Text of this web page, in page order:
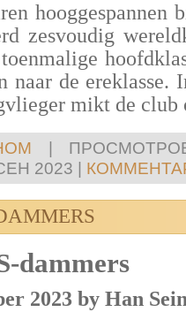
hooggespannen
zesvoudig
naar de
mikt de club
|
2023 |
dammers
2023 by Han